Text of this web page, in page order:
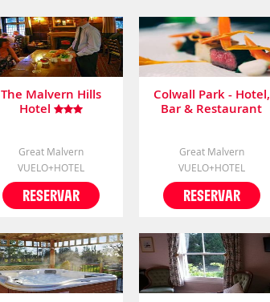
The Malvern Hills
Hotel
Great Malvern
VUELO+HOTEL
RESERVAR
Colwall Park - Hotel,
Bar & Restaurant
Great Malvern
VUELO+HOTEL
RESERVAR